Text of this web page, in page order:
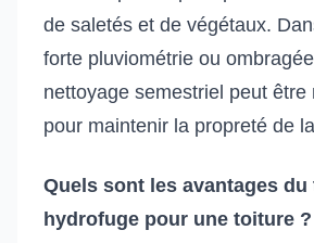
de saletés et de végétaux.
forte pluviométrie ou
nettoyage semestriel peut être
pour maintenir la propreté de
Quels sont les avantages
hydrofuge pour une toiture ?